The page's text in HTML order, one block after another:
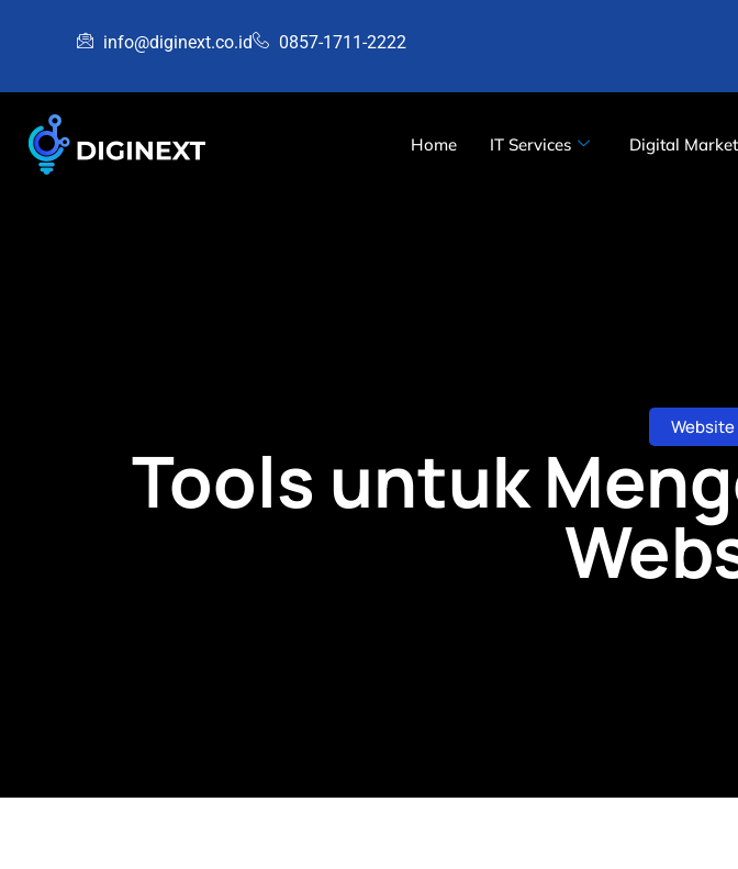
info@diginext.co.id 0857-1711-2222
Home IT Services Digital
Website
Tools untuk